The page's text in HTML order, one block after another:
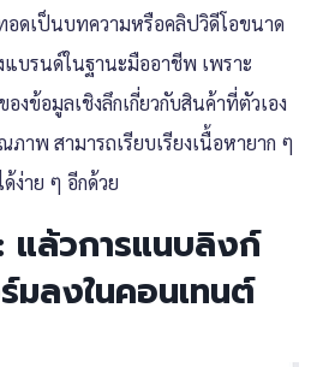
อดเป็นบทความหรือคลิปวิดีโอขนาด
บรนด์ในฐานะมืออาชีพ เพราะ
งข้อมูลเชิงลึกเกี่ยวกับสินค้าที่ตัวเอง
าพ สามารถเรียบเรียงเนื้อหายาก ๆ
ง่าย ๆ อีกด้วย
ล้วการแนบลิงก์
ลงในคอนเทนต์